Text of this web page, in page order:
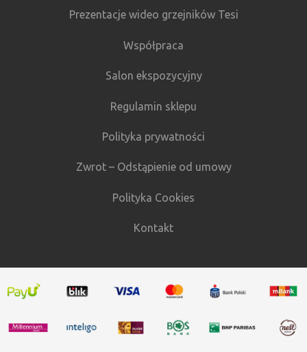
Prezentacje wideo grzejników Tesi
Współpraca
Salon ekspozycyjny
Regulamin sklepu
Polityka prywatności
Zwrot – Odstąpienie od umowy
Polityka Cookies
Kontakt